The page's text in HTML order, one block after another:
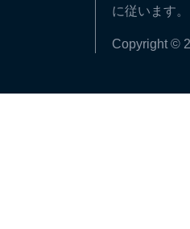
に従います。
Copyright ©